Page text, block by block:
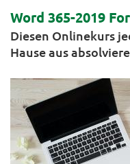
Word 365-2019
Diesen Onlinekurs
Hause aus